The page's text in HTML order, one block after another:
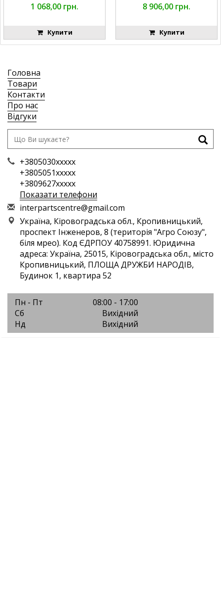
1 068,00 грн.
Купити
8 906,00 грн.
Купити
Головна
Товари
Контакти
Про нас
Відгуки
+3805030xxxxx
+3805051xxxxx
+3809627xxxxx
Показати телефони
interpartscentre@gmail.com
Україна, Кіровоградська обл., Кропивницький,
проспект Інженеров, 8 (територія "Агро Союзу",
біля мрео). Код ЄДРПОУ 40758991. Юридична
адреса: Україна, 25015, Кіровоградська обл., місто
Кропивницький, ПЛОЩА ДРУЖБИ НАРОДІВ,
Будинок 1, квартира 52
Пн - Пт
08:00 - 17:00
Сб
Вихідний
Нд
Вихідний